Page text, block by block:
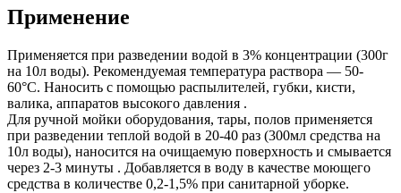
Применение
Применяется при разведении водой в 3% концентрации (300г
на 10л воды). Рекомендуемая температура раствора — 50-
60°С. Наносить с помощью распылителей, губки, кисти,
валика, аппаратов высокого давления .
Для ручной мойки оборудования, тары, полов применяется
при разведении теплой водой в 20-40 раз (300мл средства на
10л воды), наносится на очищаемую поверхность и смывается
через 2-3 минуты . Добавляется в воду в качестве моющего
средства в количестве 0,2-1,5% при санитарной уборке.